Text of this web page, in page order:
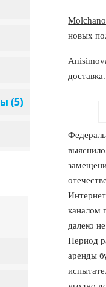
новых
доставка.
каналом
далеко
Период
аренды